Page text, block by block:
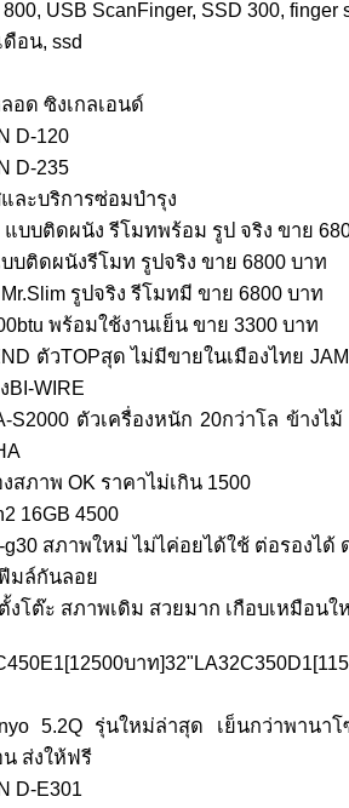
USB ScanFinger, SSD 300, finger
ดือน, ssd
อด ซิงเกลเอนด์
D-120
D-235
ละบริการซ่อมบำรุง
แบบติดผนัง รีโมทพร้อม รูป จริง ขาย
บบติดผนังรีโมท รูปจริง ขาย 6800 บาท
รูปจริง รีโมทมี ขาย 6800 บาท
พร้อมใช้งานเย็น ขาย 3300 บาท
ตัวTOPสุด ไม่มีขายในเมืองไทย
BI-WIRE
S2000 ตัวเครื่องหนัก 20กว่าโล ข้าง
สภาพ OK ราคาไม่เกิน 1500
16GB 4500
g30 สภาพใหม่ ไม่ไค่อยได้ใช้ ต่อรองได้
มล์กันลอย
งโต๊ะ สภาพเดิม สวยมาก เกือบเหมือนใ
บาท
5.2Q รุ่นใหม่ล่าสุด เย็นกว่าพานา
ส่งให้ฟรี
D-E301